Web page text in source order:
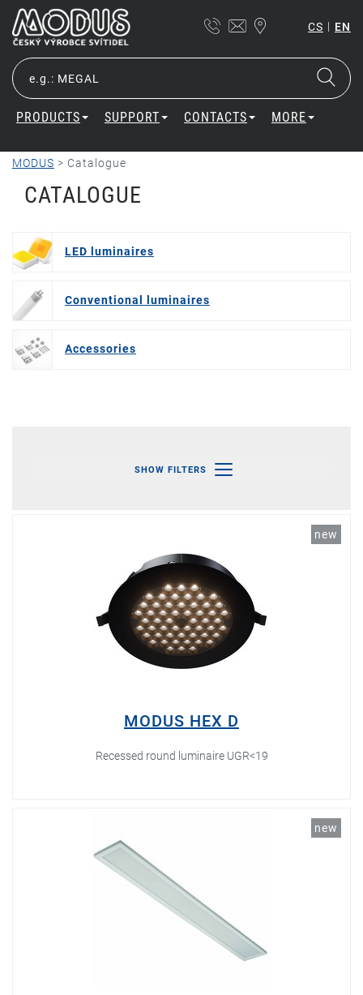
CS | EN
PRODUCTS SUPPORT CONTACTS MORE
MODUS > Catalogue
CATALOGUE
LED luminaires
Conventional luminaires
Accessories
SHOW FILTERS
new
MODUS HEX D
Recessed round luminaire UGR<19
new